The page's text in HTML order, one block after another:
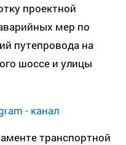
проектной
мер по
путепровода на
шоссе и улицы
- канал
транспортной